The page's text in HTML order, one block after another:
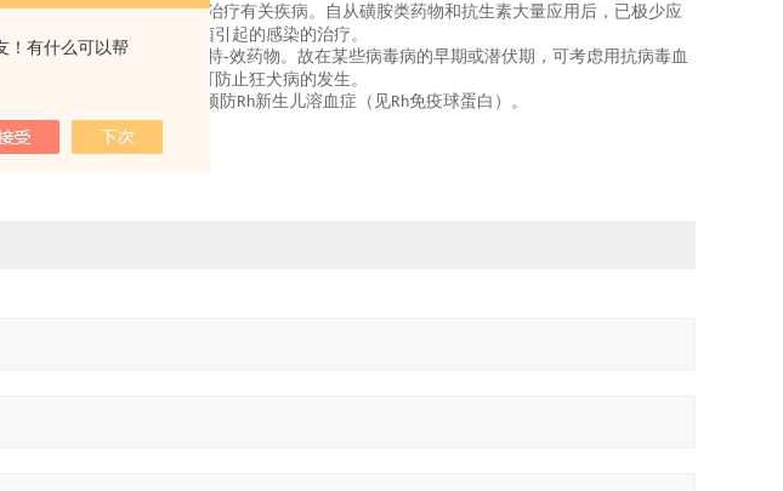
！有什么可以帮
日咳、抗炭疽等抗菌血清治疗有关疾病。自从磺胺类药物和抗生素大量应用后，已极少应
血清治疗。如对绿脓杆菌引起的感染的治疗。
。对病毒病的治疗尚缺乏特-效药物。故在某些病毒病的早期或潜伏期，可考虑用抗病毒血
严重咬伤者进行注射，可防止狂犬病的发生。
球蛋白预防Rh新生儿溶血症（见Rh免疫球蛋白）。